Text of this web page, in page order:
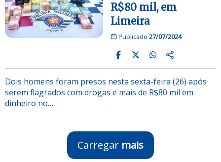
R$80 mil, em
Limeira
Publicado 27/07/2024
Dois homens foram presos nesta sexta-feira (26) após
serem flagrados com drogas e mais de R$80 mil em
dinheiro no…
Carregar mais